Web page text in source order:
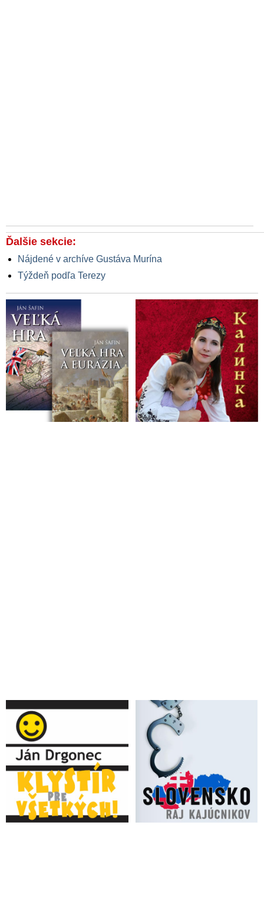
Ďalšie sekcie:
Nájdené v archíve Gustáva Murína
Týždeň podľa Terezy